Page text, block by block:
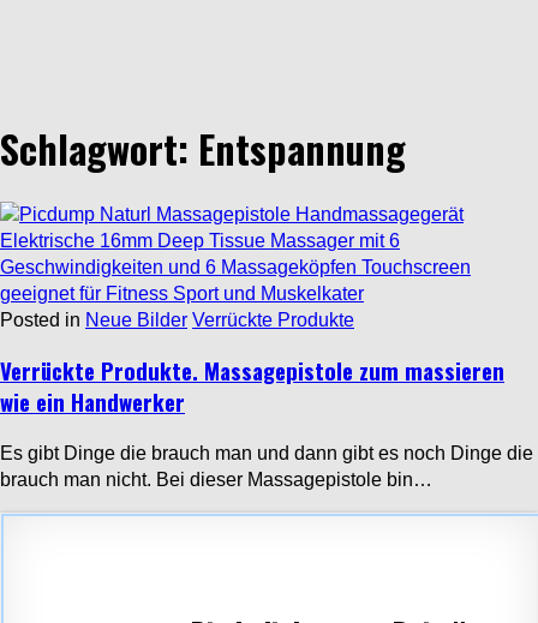
Schlagwort: Entspannung
Posted in Neue Bilder Verrückte Produkte
Verrückte Produkte. Massagepistole zum massieren
wie ein Handwerker
Es gibt Dinge die brauch man und dann gibt es noch Dinge die
brauch man nicht. Bei dieser Massagepistole bin…